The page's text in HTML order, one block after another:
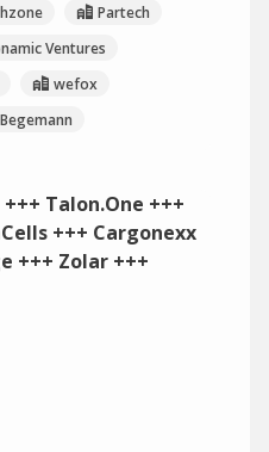
Partech
Ventures
wefox